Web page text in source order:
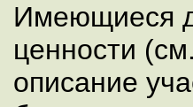
Имеющиеся
ценности
описание